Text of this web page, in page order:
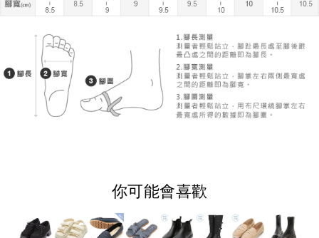
你可能會喜歡